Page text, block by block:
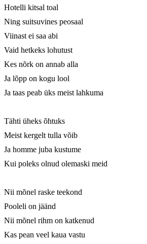
Hotelli kitsal toal
Ning suitsuvines peosaal
Viinast ei saa abi
Vaid hetkeks lohutust
Kes nõrk on annab alla
Ja lõpp on kogu lool
Ja taas peab üks meist lahkuma
Tähti üheks õhtuks
Meist kergelt tulla võib
Ja homme juba kustume
Kui poleks olnud olemaski meid
Nii mõnel raske teekond
Pooleli on jäänd
Nii mõnel rihm on katkenud
Kas pean veel kaua vastu